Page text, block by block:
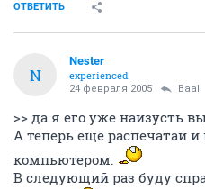
ОТВЕТИТЬ
N
Nestеr
experienced
24 февраля 2005 Baal
>> да я его уже наизусть
А теперь ещё распечатай и
компьютером.
В следующий раз буду